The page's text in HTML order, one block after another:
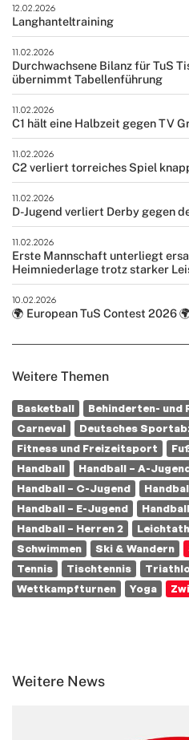
12.02.2026
Langhanteltraining
11.02.2026
Durchwachsene Bilanz für TuS
übernimmt Tabellenführung
11.02.2026
C1 hält eine Halbzeit gegen TV
11.02.2026
C2 verliert torreiches Spiel
11.02.2026
D-Jugend verliert Derby gegen
11.02.2026
Erste Mannschaft unterliegt
Heimniederlage trotz starker
10.02.2026
🌍 European TuS Contest 2026
Weitere Themen
Basketball Behinderten- und
Carneval
Deutsches
Fitness und Freizeitsport
Handball
Handball – A-
Handball – C-Jugend
Handball – E-Jugend
Handball – Herren 2
Schwimmen
Ski & Wandern
Tennis
Tischtennis
Wettkampfturnen
Yoga
Weitere News